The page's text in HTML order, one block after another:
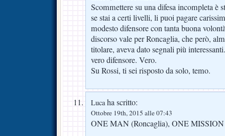
Scommettere su una difesa incompleta è
se stai a certi livelli, li puoi pagare
modesto difensore con tanta buona
discorso vale per Roncaglia, che però,
titolare, aveva dato segnali più
vero difensore. Vero.
Su Rossi, ti sei risposto da solo, temo.
Lucaha scritto:
Ottobre 19th, 2015 alle 07:43
ONE MAN (Roncaglia), ONE